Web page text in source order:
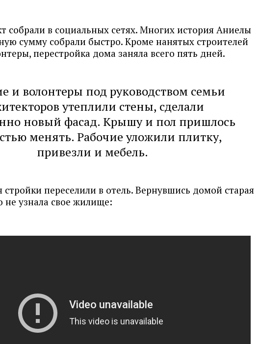
собрали в социальных сетях. Многих история Аниелы
сумму собрали быстро. Кроме нанятых строителей
перестройка дома заняла всего пять дней.
и волонтеры под руководством семьи
утеплили стены, сделали
новый фасад. Крышу и пол пришлось
менять. Рабочие уложили плитку,
привезли и мебель.
переселили в отель. Вернувшись домой старая
узнала свое жилище: